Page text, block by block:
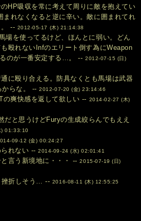
HP吸収を常に考えて周りに敵を抱えてい
まれなくなると逆に辛い。敵に囲まれてれ
-- 2012-05-17 (木) 21:14:38
場を使ってるけど、ほんとに弱い。どん
殴れないInfのエリート倒す為にWeapon
のが一番安定する…。 --2012-07-15 (日)
に殴り合える。防具なくとも馬場は武器
からな。 --2012-07-20 (金) 23:14:46
爽快感を返して欲しい -- 2014-02-27 (木)
だと思うけどFuryの生成絞らんでもええ
) 01:33:10
09-12 (金) 00:24:27
られない --2014-09-24 (水) 02:01:41
言う新境地に・・・ --2015-07-19 (日)
折しそう… -- 2016-08-11 (木) 12:55:25